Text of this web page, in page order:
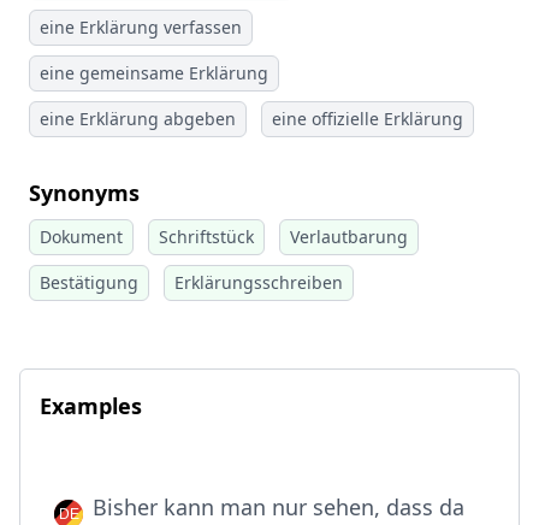
eine Erklärung verfassen
eine gemeinsame Erklärung
eine Erklärung abgeben
eine offizielle Erklärung
Synonyms
Dokument Schriftstück
Verlautbarung
Bestätigung
Erklärungsschreiben
Examples
Bisher kann man nur sehen, dass da